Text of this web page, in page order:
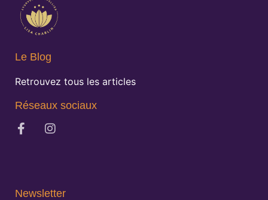
Le Blog
Retrouvez tous les articles
Réseaux sociaux
Newsletter